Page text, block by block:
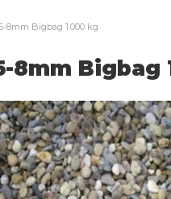
8mm Bigbag 1.000 kg
8mm Bigbag